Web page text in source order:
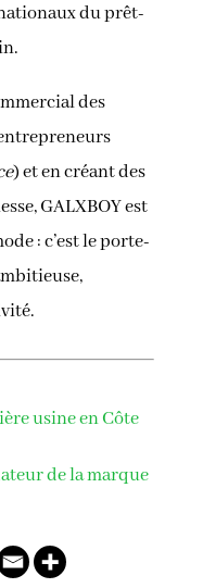
du prêt-
des
) et en créant des
GALXBOY est
: c’est le porte-
usine en Côte
de la marque